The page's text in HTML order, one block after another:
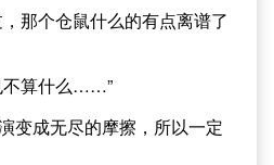
那个仓鼠什么的有点离谱了
不算什么……”
成无尽的摩擦，所以一定